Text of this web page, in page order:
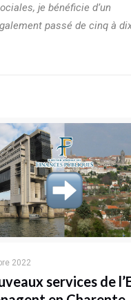
je bénéficie d’un
passé de cinq à
2022
services de